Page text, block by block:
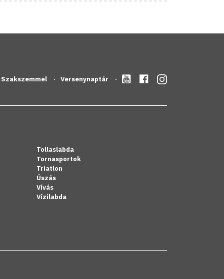
Szakszemmel Versenynaptár
Tollaslabda
Tornasportok
Triatlon
Úszás
Vívás
Vízilabda